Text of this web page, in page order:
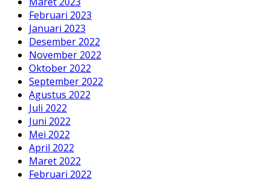
Februari 2023
Januari 2023
Desember 2022
November 2022
Oktober 2022
September 2022
Agustus 2022
Juli 2022
Juni 2022
Mei 2022
April 2022
Maret 2022
Februari 2022